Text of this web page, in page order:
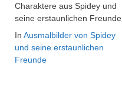
Charaktere aus Spidey und
seine erstaunlichen Freunde
In Ausmalbilder von Spidey
und seine erstaunlichen
Freunde